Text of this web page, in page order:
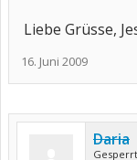
Liebe Grüsse,
16. Juni 2009
Daria